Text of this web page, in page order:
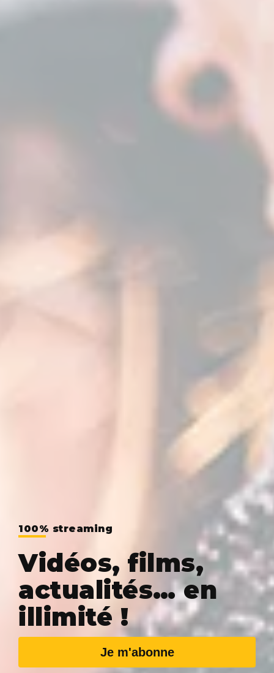
100% streaming
Vidéos, films,
actualités… en
illimité !
Je m'abonne